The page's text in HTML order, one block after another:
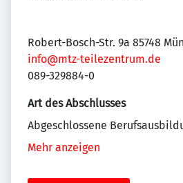
Robert-Bosch-Str. 9a 85748
info@mtz-teilezentrum.de
089-329884-0
Art des Abschlusses
Abgeschlossene
Mehr anzeigen